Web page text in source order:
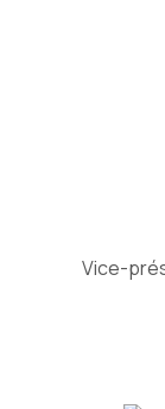
Vice-